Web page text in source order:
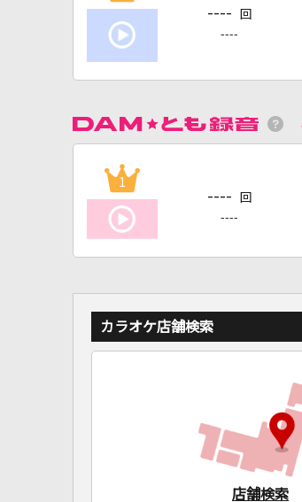
---- 回
----
1
---- 回
----
カラオケ店舗検索
店舗検索